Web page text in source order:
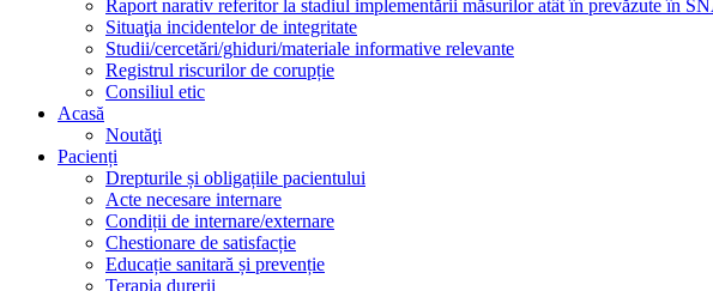
Raport narativ referitor la stadiul implementării măsurilor atât în prevăzute în
Situaţia incidentelor de integritate
Studii/cercetări/ghiduri/materiale informative relevante
Registrul riscurilor de corupție
Consiliul etic
Acasă
Noutăţi
Pacienți
Drepturile și obligațiile pacientului
Acte necesare internare
Condiții de internare/externare
Chestionare de satisfacție
Educație sanitară și prevenție
Terapia durerii